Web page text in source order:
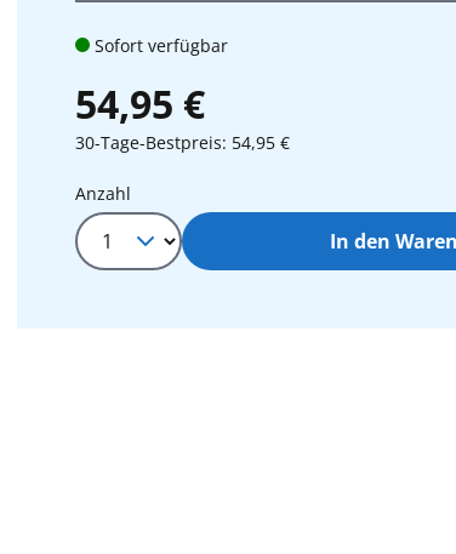
Sofort verfügbar
54,95 €
30-Tage-Bestpreis: 54,95 €
Produkt Anzahl: Gib den
Anzahl
In den